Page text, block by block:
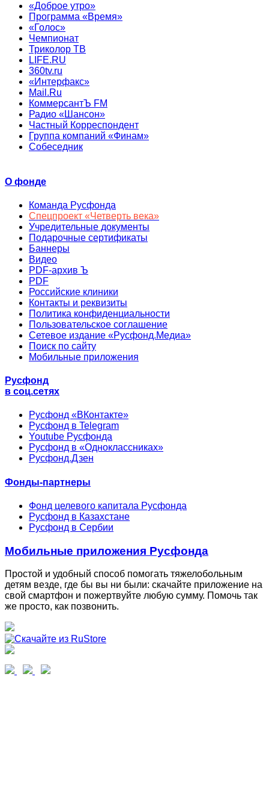
«Доброе утро»
Программа «Время»
«Голос»
Чемпионат
Триколор ТВ
LIFE.RU
360tv.ru
«Интерфакс»
Mail.Ru
КоммерсантЪ FM
Радио «Шансон»
Частный Корреспондент
Группа компаний «Финам»
Собеседник
О фонде
Команда Русфонда
Спецпроект «Четверть века»
Учредительные документы
Подарочные сертификаты
Баннеры
Видео
PDF-архив Ъ
PDF
Российские клиники
Контакты и реквизиты
Политика конфиденциальности
Пользовательское соглашение
Сетевое издание «Русфонд.Медиа»
Поиск по сайту
Мобильные приложения
Русфонд
в соц.сетях
Русфонд «ВКонтакте»
Русфонд в Telegram
Youtube Русфонда
Русфонд в «Одноклассниках»
Русфонд.Дзен
Фонды-партнеры
Фонд целевого капитала Русфонда
Русфонд в Казахстане
Русфонд в Сербии
Мобильные приложения Русфонда
Простой и удобный способ помогать тяжелобольным
детям везде, где бы вы ни были: скачайте приложение на
свой смартфон и пожертвуйте любую сумму. Помочь так
же просто, как позвонить.